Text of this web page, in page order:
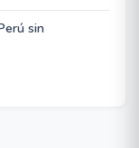
sin